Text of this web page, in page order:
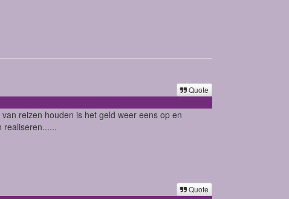
Quote
reizen houden is het geld weer eens op en
realiseren......
Quote